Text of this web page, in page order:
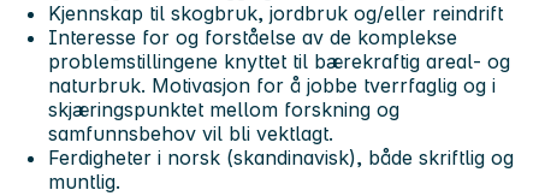
Kjennskap til skogbruk, jordbruk og/eller reindrift
Interesse for og forståelse av de komplekse
problemstillingene knyttet til bærekraftig areal- og
naturbruk. Motivasjon for å jobbe tverrfaglig og i
skjæringspunktet mellom forskning og
samfunnsbehov vil bli vektlagt.
Ferdigheter i norsk (skandinavisk), både skriftlig og
muntlig.